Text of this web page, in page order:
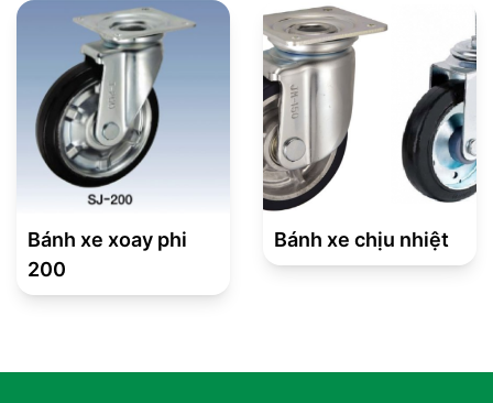
Bánh xe xoay phi
200
Bánh xe chịu nhiệt